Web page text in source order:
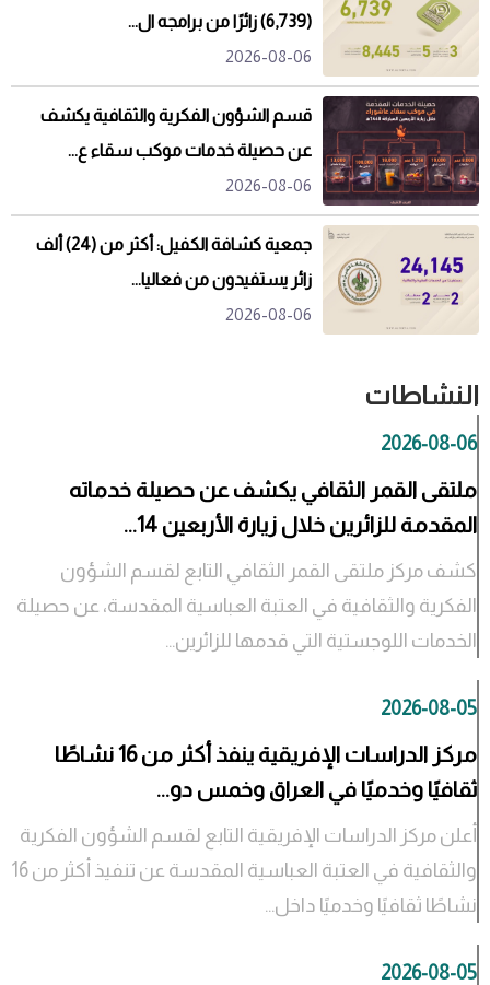
(6,739) زائرًا من برامجه ال...
2026-08-06
قسم الشؤون الفكرية والثقافية يكشف
عن حصيلة خدمات موكب سقاء ع...
2026-08-06
جمعية كشافة الكفيل: أكثر من (24) ألف
زائر يستفيدون من فعاليا...
2026-08-06
النشاطات
2026-08-06
ملتقى القمر الثقافي يكشف عن حصيلة خدماته
المقدمة للزائرين خلال زيارة الأربعين 14...
كشف مركز ملتقى القمر الثقافي التابع لقسم الشؤون
الفكرية والثقافية في العتبة العباسية المقدسة، عن حصيلة
الخدمات اللوجستية التي قدمها للزائرين...
2026-08-05
مركز الدراسات الإفريقية ينفذ أكثر من 16 نشاطًا
ثقافيًا وخدميًا في العراق وخمس دو...
أعلن مركز الدراسات الإفريقية التابع لقسم الشؤون الفكرية
والثقافية في العتبة العباسية المقدسة عن تنفيذ أكثر من 16
نشاطًا ثقافيًا وخدميًا داخل...
2026-08-05